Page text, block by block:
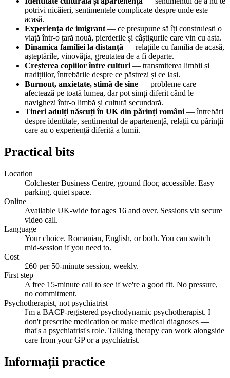
potrivi nicăieri, sentimentele complicate despre unde este
acasă.
Experiența de imigrant — ce presupune să îți construiești o
viață într-o țară nouă, pierderile și câștigurile care vin cu asta.
Dinamica familiei la distanță — relațiile cu familia de acasă,
așteptările, vinovăția, greutatea de a fi departe.
Creșterea copiilor între culturi — transmiterea limbii și
tradițiilor, întrebările despre ce păstrezi și ce lași.
Burnout, anxietate, stimă de sine — probleme care
afectează pe toată lumea, dar pot simți diferit când le
navighezi într-o limbă și cultură secundară.
Tineri adulți născuți în UK din părinți români — întrebări
despre identitate, sentimentul de apartenență, relații cu părinții
care au o experiență diferită a lumii.
Practical bits
Location
Colchester Business Centre, ground floor, accessible. Easy
parking, quiet space.
Online
Available UK-wide for ages 16 and over. Sessions via secure
video call.
Language
Your choice. Romanian, English, or both. You can switch
mid-session if you need to.
Cost
£60 per 50-minute session, weekly.
First step
A free 15-minute call to see if we're a good fit. No pressure,
no commitment.
Psychotherapist, not psychiatrist
I'm a BACP-registered psychodynamic psychotherapist. I
don't prescribe medication or make medical diagnoses —
that's a psychiatrist's role. Talking therapy can work alongside
care from your GP or a psychiatrist.
Informații practice